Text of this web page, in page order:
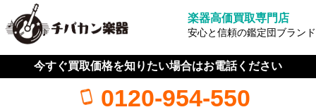
楽器高価買取専門店
安心と信頼の鑑定団ブランド
今すぐ買取価格を知りたい場合はお電話ください
0120-954-550